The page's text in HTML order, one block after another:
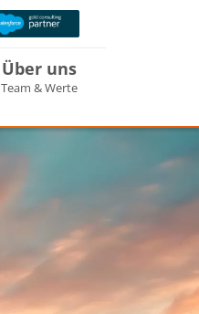
Über uns
Team & Werte